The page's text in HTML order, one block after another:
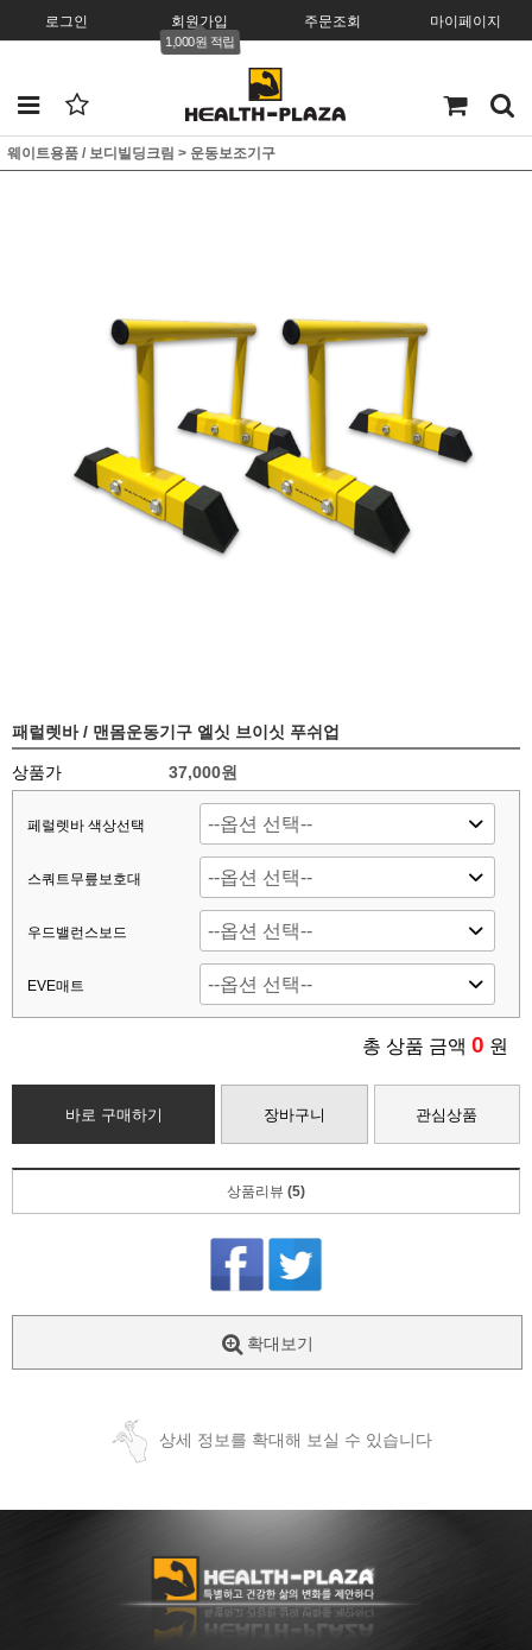
로그인 회원가입
1,000원 적립
주문조회 마이페이지
웨이트용품 / 보디빌딩크림 > 운동보조기구
패럴렛바 / 맨몸운동기구 엘싯 브이싯 푸쉬업
상품가 37,000원
페럴렛바 색상선택
스쿼트무릎보호대
우드밸런스보드
EVE매트
총 상품 금액 0 원
바로 구매하기 장바구니 관심상품
상품리뷰 (5)
확대보기
상세 정보를 확대해 보실 수 있습니다